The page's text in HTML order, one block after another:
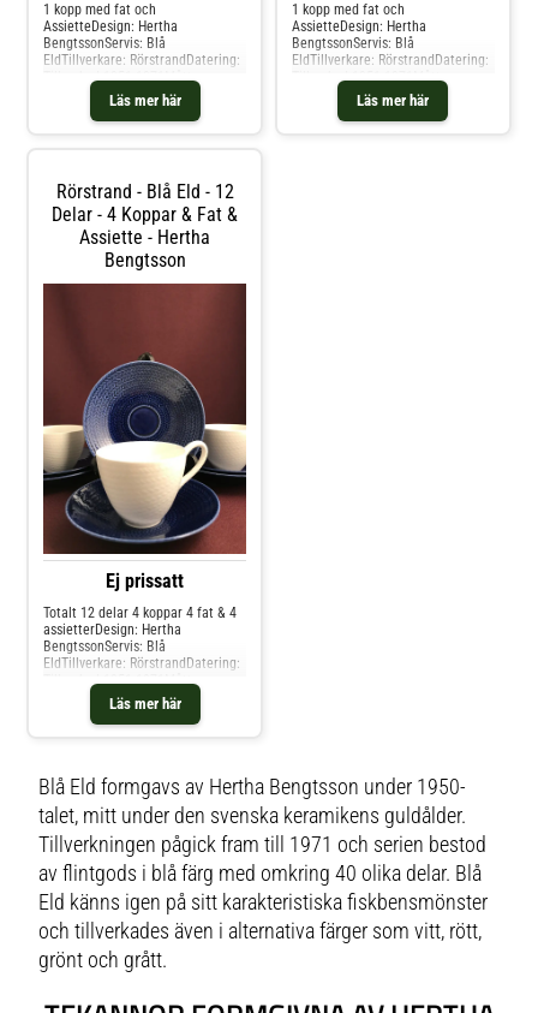
Läs mer här
1 kopp med fat och
AssietteDesign: Hertha
BengtssonServis: Blå
EldTillverkare: RörstrandDatering:
Tillverkad 1951-1971Mått:
Thefat Diameter 155 mm Assiette
Diameter 172 mm Kopp Diameter
90 mm Höjd 80
Läs mer här
1 kopp med fat och
AssietteDesign: Hertha
BengtssonServis: Blå
EldTillverkare: RörstrandDatering:
Tillverkad 1951-1971Mått:
Thefat Diameter 155 mm Assiette
Diameter 172 mm Kopp Diameter
90 mm Höjd 80
Rörstrand - Blå Eld - 12
Delar - 4 Koppar & Fat &
Assiette - Hertha
Bengtsson
Ej prissatt
Läs mer här
Totalt 12 delar 4 koppar 4 fat & 4
assietterDesign: Hertha
BengtssonServis: Blå
EldTillverkare: RörstrandDatering:
Tillverkad 1951-1971Mått:
Thefat Diameter 155 mm Assiette
Diameter 172 mm Kopp Diameter
90 mm Höjd 80
Blå Eld formgavs av Hertha Bengtsson under 1950-
talet, mitt under den svenska keramikens guldålder.
Tillverkningen pågick fram till 1971 och serien bestod
av flintgods i blå färg med omkring 40 olika delar. Blå
Eld känns igen på sitt karakteristiska fiskbensmönster
och tillverkades även i alternativa färger som vitt, rött,
grönt och grått.